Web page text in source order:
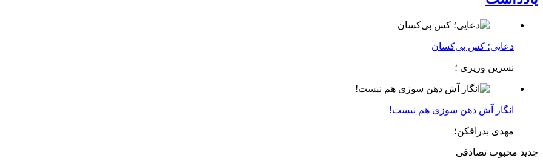
دعایی؛ کس بی‌کسان
نسرین وزیری ؛
انگار آش دهن سوزی هم نیست!
مهدی بذرافکن؛
جدید محبوب تصادفی